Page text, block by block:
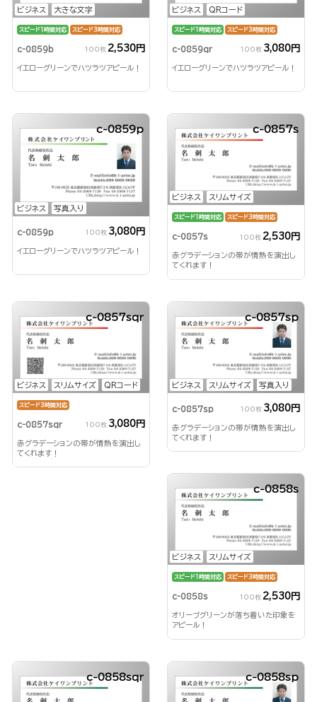
ビジネス 大きな文字
スピード1時間対応 スピード3時間対応
c-0859b 100枚 2,530円
イエローグリーンでハツラツアピール！
ビジネス QRコード
スピード1時間対応 スピード3時間対応
c-0859qr 100枚 3,080円
イエローグリーンでハツラツアピール！
ビジネス 写真入り
c-0859p
c-0859p 100枚 3,080円
イエローグリーンでハツラツアピール！
ビジネス スリムサイズ
c-0857s
スピード1時間対応 スピード3時間対応
c-0857s 100枚 2,530円
赤グラデーションの帯が情熱を演出し
てくれます！
ビジネス スリムサイズ QRコード
c-0857sqr
スピード3時間対応
c-0857sqr 100枚 3,080円
赤グラデーションの帯が情熱を演出し
てくれます！
ビジネス スリムサイズ 写真入り
c-0857sp
c-0857sp 100枚 3,080円
赤グラデーションの帯が情熱を演出し
てくれます！
ビジネス スリムサイズ
c-0858s
スピード1時間対応 スピード3時間対応
c-0858s 100枚 2,530円
オリーブグリーンが落ち着いた印象を
アピール！
c-0858sqr c-0858sp